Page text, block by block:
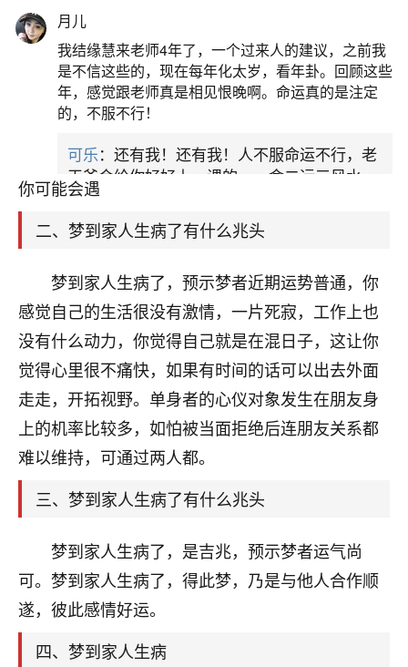
好，尤其是在人缘方面。当你准备做一些重大决策
时，你的家人会给予你坚定的支持，帮助你顺利推
进。2.这样的梦也可能意味着，如果你想要实现内
心深处的目标，你需要长时间坚持努力。近期，你
可能会经历一些对你家人来说重要的事情，如果可
能的话，最好抽出时间陪伴他们。3.在感情方面，
你可能会遇
二、梦到家人生病了有什么兆头
梦到家人生病了，预示梦者近期运势普通，你
感觉自己的生活很没有激情，一片死寂，工作上也
没有什么动力，你觉得自己就是在混日子，这让你
觉得心里很不痛快，如果有时间的话可以出去外面
走走，开拓视野。单身者的心仪对象发生在朋友身
上的机率比较多，如怕被当面拒绝后连朋友关系都
难以维持，可通过两人都。
三、梦到家人生病了有什么兆头
梦到家人生病了，是吉兆，预示梦者运气尚
可。梦到家人生病了，得此梦，乃是与他人合作顺
遂，彼此感情好运。
四、梦到家人生病
月儿
我结缘慧来老师4年了，一个过来人的建议，之前我
是不信这些的，现在每年化太岁，看年卦。回顾这些
年，感觉跟老师真是相见恨晚啊。命运真的是注定
的，不服不行！
可乐：还有我！还有我！人不服命运不行，老
天爷会给你好好上一课的。一命二运三风水，
哪样不服都不行！
平安是福 ：我也是每年找老师化太岁，看年
卦，认识老师3年了，都是缘分啊！
17分钟前 来自湖北 19
心若莲花
我是做餐饮的，这两年，生意屡屡受挫，店开一家关
一家，要么生意不好，生意好的就出事。前些年攒的
家底快败光了，真是倒霉！我也想找人看看到底怎么
回事？
鹿森 ：你可以找老师看看，人有时不服命不行
太阳当空赵：我也做餐饮的，生意不算大，但
址、风水、还有开业日子，哪哪都看了，虽然
大环境不好，但是我家生意还可以，前几天又
刚找老师做了补财库，希望财运更好一点！